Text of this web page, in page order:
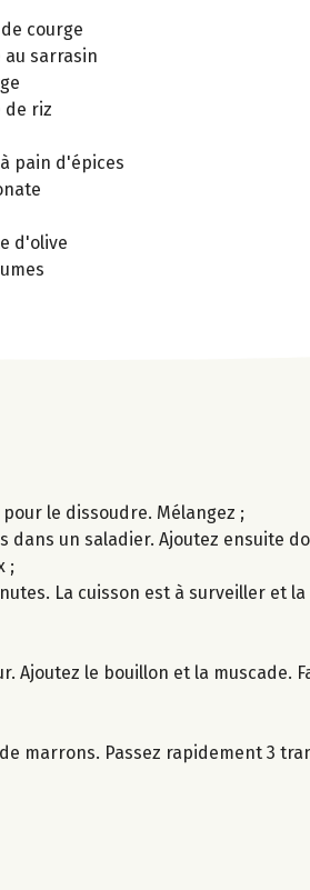
courge
au sarrasin
de riz
pain d'épices
d'olive
le dissoudre. Mélangez ;
un saladier. Ajoutez ensuite
;
La cuisson est à surveiller et
Ajoutez le bouillon et la muscade.
marrons. Passez rapidement 3